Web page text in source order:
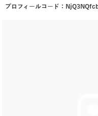
プロフィールコード：